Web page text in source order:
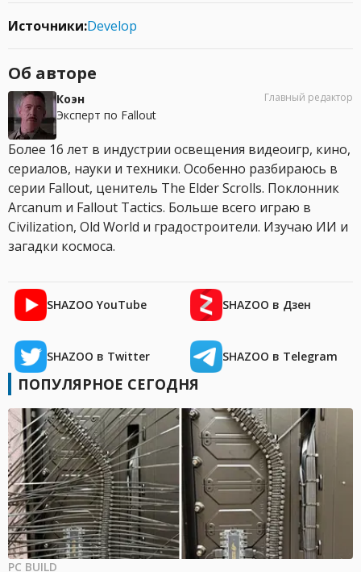
Источники:Develop
Об авторе
Коэн
Эксперт по Fallout
Главный редактор
Более 16 лет в индустрии освещения видеоигр, кино,
сериалов, науки и техники. Особенно разбираюсь в
серии Fallout, ценитель The Elder Scrolls. Поклонник
Arcanum и Fallout Tactics. Больше всего играю в
Civilization, Old World и градостроители. Изучаю ИИ и
загадки космоса.
SHAZOO YouTube SHAZOO в Дзен
SHAZOO в Twitter SHAZOO в Telegram
ПОПУЛЯРНОЕ СЕГОДНЯ
PC BUILD